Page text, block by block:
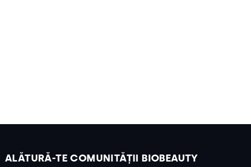
ALĂTURĂ-TE COMUNITĂȚII BIOBEAUTY